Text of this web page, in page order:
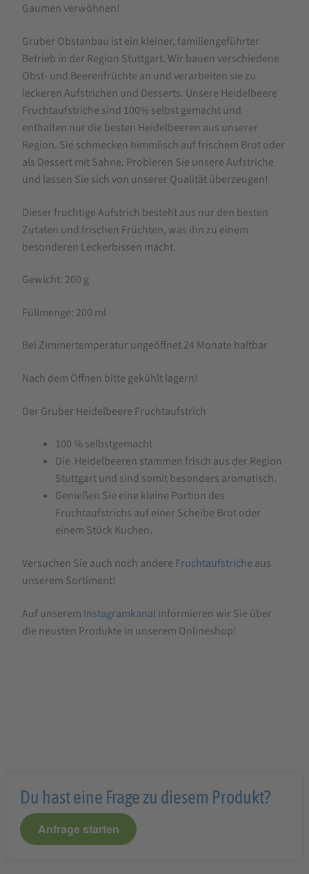
Gaumen verwöhnen!
Gruber Obstanbau ist ein kleiner, familiengeführter
Betrieb in der Region Stuttgart. Wir bauen verschiedene
Obst- und Beerenfrüchte an und verarbeiten sie zu
leckeren Aufstrichen und Desserts. Unsere Heidelbeere
Fruchtaufstriche sind 100% selbst gemacht und
enthalten nur die besten Heidelbeeren aus unserer
Region. Sie schmecken himmlisch auf frischem Brot oder
als Dessert mit Sahne. Probieren Sie unsere Aufstriche
und lassen Sie sich von unserer Qualität überzeugen!
Dieser fruchtige Aufstrich besteht aus nur den besten
Zutaten und frischen Früchten, was ihn zu einem
besonderen Leckerbissen macht.
Gewicht: 200 g
Füllmenge: 200 ml
Bei Zimmertemperatur ungeöffnet 24 Monate haltbar
Nach dem Öffnen bitte gekühlt lagern!
Der Gruber Heidelbeere Fruchtaufstrich
100 % selbstgemacht
Die Heidelbeeren stammen frisch aus der Region
Stuttgart und sind somit besonders aromatisch.
Genießen Sie eine kleine Portion des
Fruchtaufstrichs auf einer Scheibe Brot oder
einem Stück Kuchen.
Versuchen Sie auch noch andere Fruchtaufstriche aus
unserem Sortiment!
Auf unserem Instagramkanal informieren wir Sie über
die neusten Produkte in unserem Onlineshop!
Du hast eine Frage zu diesem Produkt?
Anfrage starten